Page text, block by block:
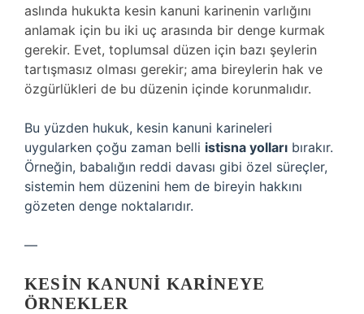
aslında hukukta kesin kanuni karinenin varlığını
anlamak için bu iki uç arasında bir denge kurmak
gerekir. Evet, toplumsal düzen için bazı şeylerin
tartışmasız olması gerekir; ama bireylerin hak ve
özgürlükleri de bu düzenin içinde korunmalıdır.
Bu yüzden hukuk, kesin kanuni karineleri
uygularken çoğu zaman belli istisna yolları bırakır.
Örneğin, babalığın reddi davası gibi özel süreçler,
sistemin hem düzenini hem de bireyin hakkını
gözeten denge noktalarıdır.
—
KESIN KANUNI KARINEYE
ÖRNEKLER